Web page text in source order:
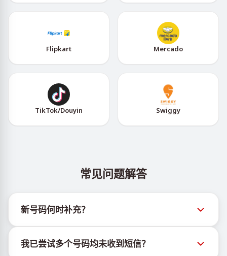
Flipkart Mercado
TikTok/Douyin Swiggy
常见问题解答
新号码何时补充？
人 @TigerSMSofficial_bot 查看。该频道会及时更新，
我已尝试多个号码均未收到短信？